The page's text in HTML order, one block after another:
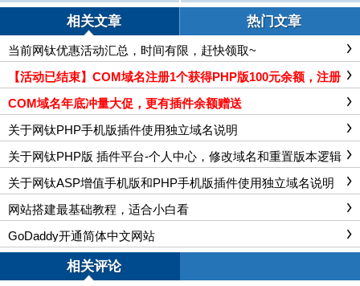
相关文章 热门文章
当前网钛优惠活动汇总，时间有限，赶快领取~
【活动已结束】COM域名注册1个获得PHP版100元余额，注册
5个享受ASP版消费全额转入PHP版
COM域名年底冲量大促，更有插件余额赠送
关于网钛PHP手机版插件使用独立域名说明
关于网钛PHP版 插件平台-个人中心，修改域名和重置版本逻辑
更新说明
关于网钛ASP增值手机版和PHP手机版插件使用独立域名说明
网站搭建最基础教程，适合小白看
GoDaddy开通简体中文网站
相关评论